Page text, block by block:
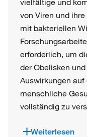
von Viren und
mit bakteriellen
erforderlich, um
der Obelisken
Auswirkungen auf
menschliche
vollständig zu
Weiterlesen